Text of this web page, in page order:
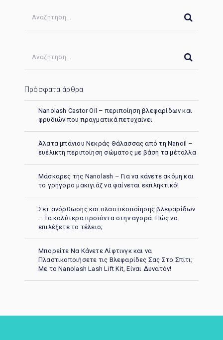
Πρόσφατα άρθρα
Nanolash Castor Oil – περιποίηση βλεφαρίδων και
φρυδιών που πραγματικά πετυχαίνει
Άλατα μπάνιου Νεκράς Θάλασσας από τη Nanoil –
ευέλικτη περιποίηση σώματος με βάση τα μέταλλα
Μάσκαρες της Nanolash – Για να κάνετε ακόμη και
το γρήγορο μακιγιάζ να φαίνεται εκπληκτικό!
Σετ ανόρθωσης και πλαστικοποίησης βλεφαρίδων
– Τα καλύτερα προϊόντα στην αγορά. Πώς να
επιλέξετε το τέλειο;
Μπορείτε Να Κάνετε Λίφτινγκ και να
Πλαστικοποιήσετε τις Βλεφαρίδες Σας Στο Σπίτι;
Με το Nanolash Lash Lift Kit, Είναι Δυνατόν!